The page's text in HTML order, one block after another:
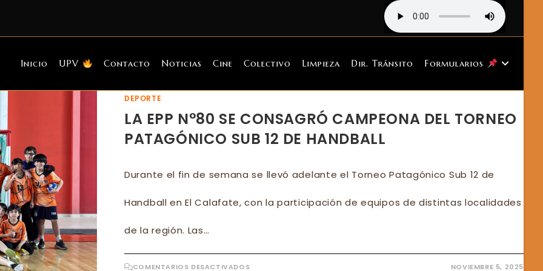
Inicio UPV Contacto Noticias Cine Colectivo Limpieza Dir. Tránsito Formularios
DEPORTE
LA EPP N°80 SE CONSAGRÓ CAMPEONA DEL TORNEO
PATAGÓNICO SUB 12 DE HANDBALL
Durante el fin de semana se llevó adelante el Torneo Patagónico Sub 12 de
Handball en El Calafate, con la participación de equipos de distintas localidades
de la región. Las…
COMENTARIOS DESACTIVADOSEN NOVIEMBRE 5, 2025